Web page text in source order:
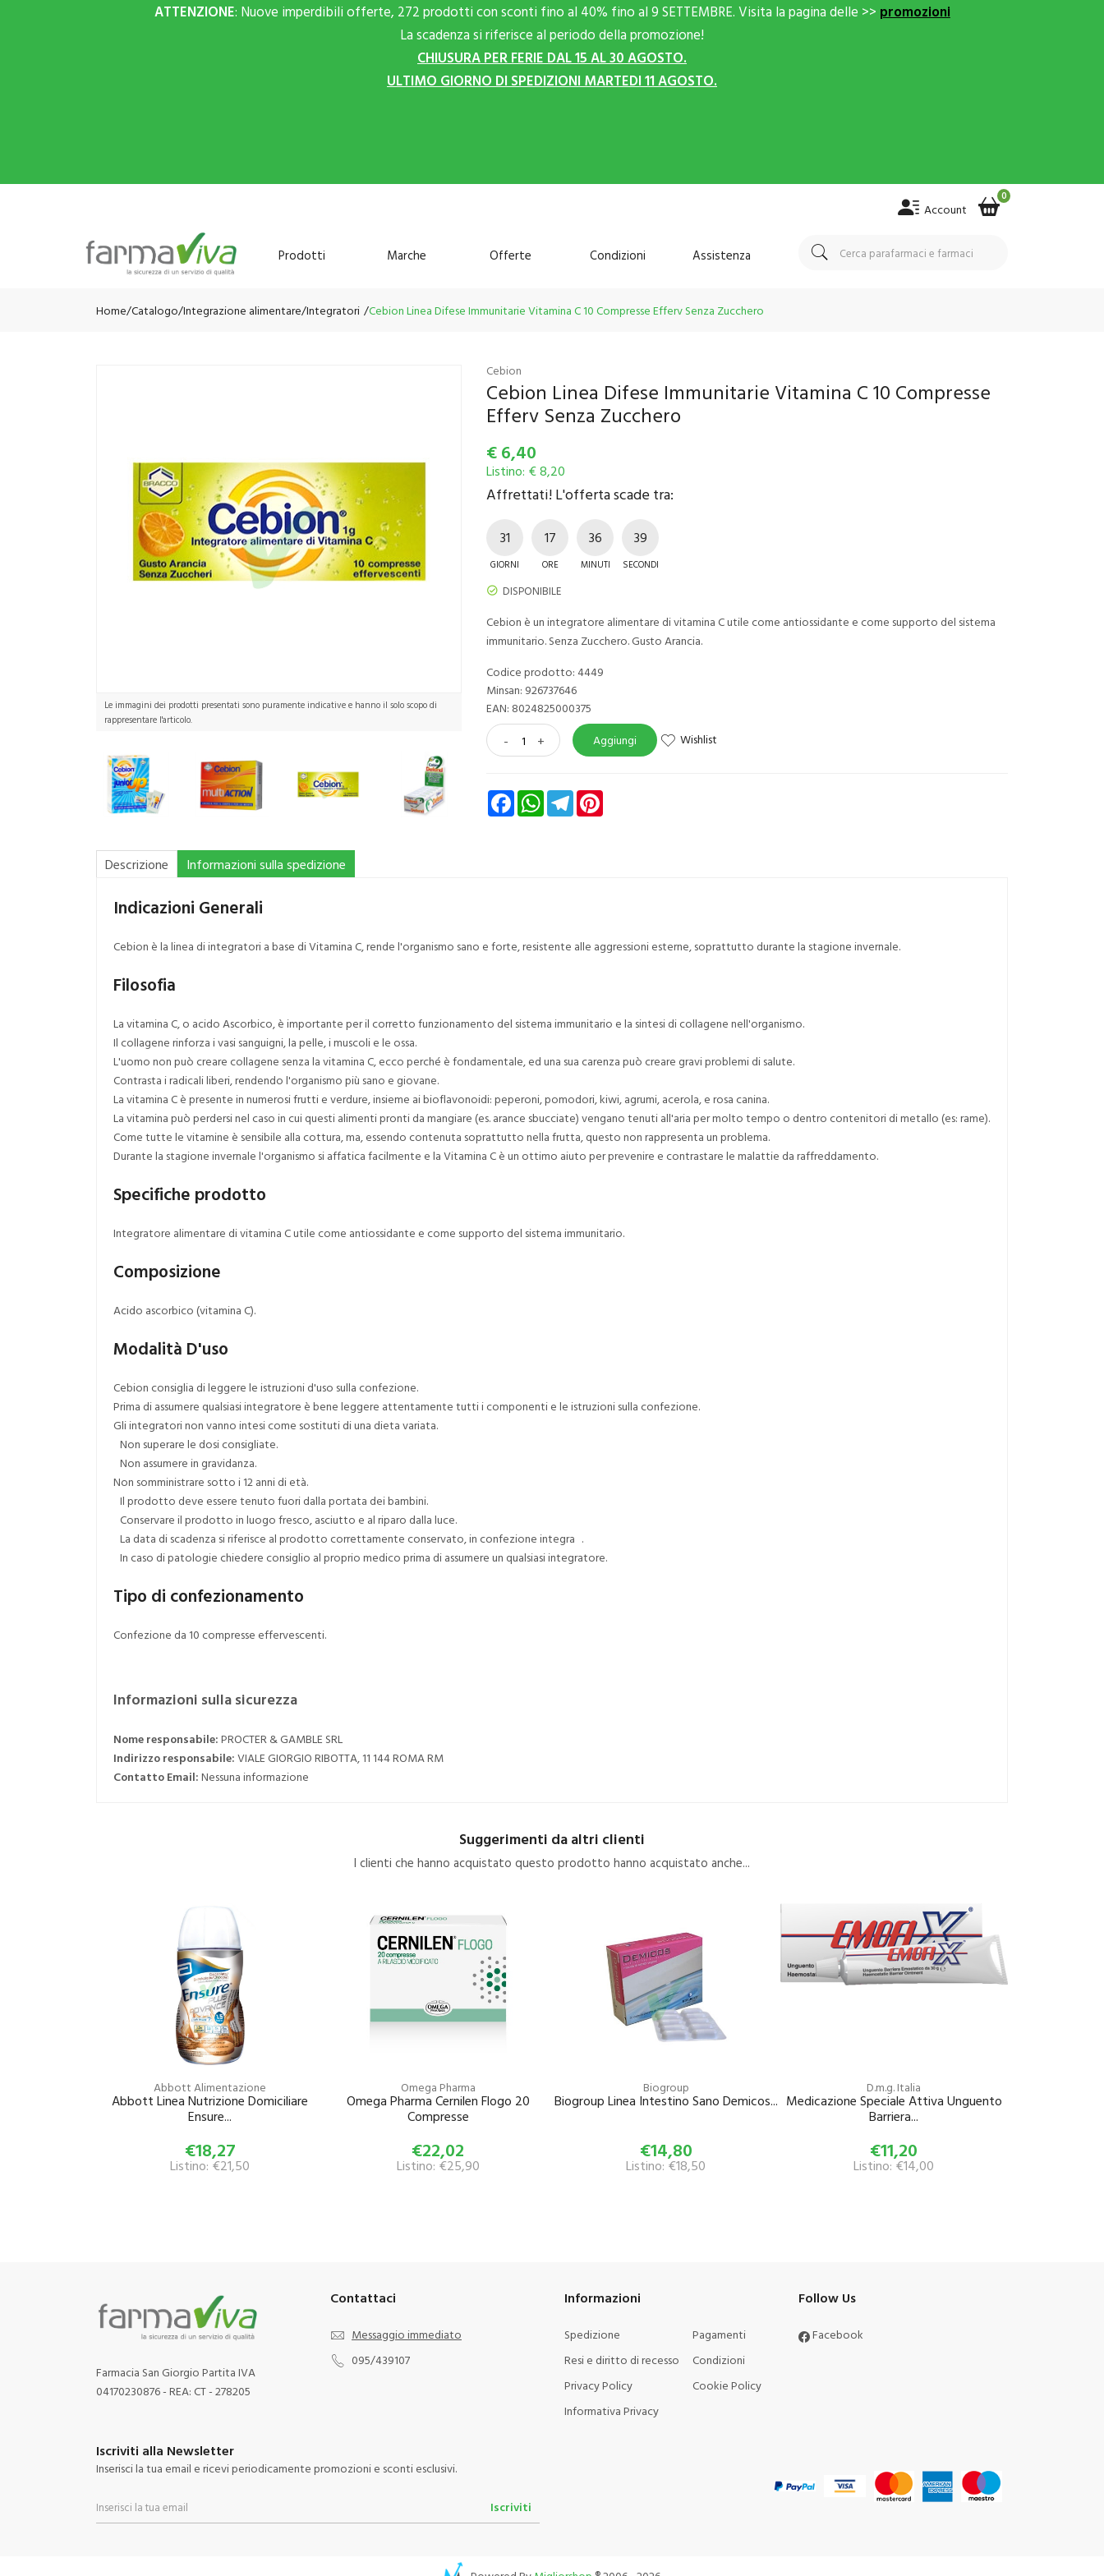
ATTENZIONE: Nuove imperdibili offerte, 272 prodotti con sconti fino al 40% fino al 9 SETTEMBRE. Visita la pagina delle >> promozioni
La scadenza si riferisce al periodo della promozione!
CHIUSURA PER FERIE DAL 15 AL 30 AGOSTO.
ULTIMO GIORNO DI SPEDIZIONI MARTEDI 11 AGOSTO.
Account
0
Prodotti Marche Offerte Condizioni Assistenza
Home Catalogo/Integrazione alimentare/Integratori Cebion Linea Difese Immunitarie Vitamina C 10 Compresse Efferv Senza Zucchero
Le immagini dei prodotti presentati sono puramente indicative e hanno il solo scopo di
rappresentare l'articolo.
Cebion
Cebion Linea Difese Immunitarie Vitamina C 10 Compresse
Efferv Senza Zucchero
€6,40
Listino: € 8,20
Affrettati! L'offerta scade tra:
31
GIORNI
17
ORE
36
MINUTI
39
SECONDI
DISPONIBILE
Cebion è un integratore alimentare di vitamina C utile come antiossidante e come supporto del sistema
immunitario. Senza Zucchero. Gusto Arancia.
Codice prodotto: 4449
Minsan: 926737646
EAN: 8024825000375
- + Aggiungi Wishlist
FacebookWhatsAppTelegram
Descrizione Informazioni sulla spedizione
Indicazioni Generali
Cebion è la linea di integratori a base di Vitamina C, rende l'organismo sano e forte, resistente alle aggressioni esterne, soprattutto durante la stagione invernale.
Filosofia
La vitamina C, o acido Ascorbico, è importante per il corretto funzionamento del sistema immunitario e la sintesi di collagene nell'organismo.
Il collagene rinforza i vasi sanguigni, la pelle, i muscoli e le ossa.
L'uomo non può creare collagene senza la vitamina C, ecco perché è fondamentale, ed una sua carenza può creare gravi problemi di salute.
Contrasta i radicali liberi, rendendo l'organismo più sano e giovane.
La vitamina C è presente in numerosi frutti e verdure, insieme ai bioflavonoidi: peperoni, pomodori, kiwi, agrumi, acerola, e rosa canina.
La vitamina può perdersi nel caso in cui questi alimenti pronti da mangiare (es. arance sbucciate) vengano tenuti all'aria per molto tempo o dentro contenitori di metallo (es: rame).
Come tutte le vitamine è sensibile alla cottura, ma, essendo contenuta soprattutto nella frutta, questo non rappresenta un problema.
Durante la stagione invernale l'organismo si affatica facilmente e la Vitamina C è un ottimo aiuto per prevenire e contrastare le malattie da raffreddamento.
Specifiche prodotto
Integratore alimentare di vitamina C utile come antiossidante e come supporto del sistema immunitario.
Composizione
Acido ascorbico (vitamina C).
Modalità D'uso
Cebion consiglia di leggere le istruzioni d'uso sulla confezione.
Prima di assumere qualsiasi integratore è bene leggere attentamente tutti i componenti e le istruzioni sulla confezione.
Gli integratori non vanno intesi come sostituti di una dieta variata.
Non superare le dosi consigliate.
Non assumere in gravidanza.
Non somministrare sotto i 12 anni di età.
Il prodotto deve essere tenuto fuori dalla portata dei bambini.
Conservare il prodotto in luogo fresco, asciutto e al riparo dalla luce.
La data di scadenza si riferisce al prodotto correttamente conservato, in confezione integra .
In caso di patologie chiedere consiglio al proprio medico prima di assumere un qualsiasi integratore.
Tipo di confezionamento
Confezione da 10 compresse effervescenti.
Informazioni sulla sicurezza
Nome responsabile:PROCTER & GAMBLE SRL
Indirizzo responsabile:VIALE GIORGIO RIBOTTA, 11 144 ROMA RM
Contatto Email:Nessuna informazione
Suggerimenti da altri clienti
I clienti che hanno acquistato questo prodotto hanno acquistato anche...
Abbott Alimentazione
Abbott Linea Nutrizione Domiciliare
Ensure...
€18,27
Listino: €21,50
Omega Pharma
Omega Pharma Cernilen Flogo 20
Compresse
€22,02
Listino: €25,90
Biogroup
Biogroup Linea Intestino Sano Demicos...
€14,80
Listino: €18,50
D.m.g. Italia
Medicazione Speciale Attiva Unguento
Barriera...
€11,20
Listino: €14,00
Farmacia San Giorgio Partita IVA
04170230876 - REA: CT - 278205
Contattaci
Messaggio immediato
095/439107
Informazioni
Spedizione
Pagamenti
Resi e diritto di recesso
Condizioni
Privacy Policy
Cookie Policy
Informativa Privacy
Follow Us
Facebook
Iscriviti alla Newsletter
Inserisci la tua email e ricevi periodicamente promozioni e sconti esclusivi.
Iscriviti